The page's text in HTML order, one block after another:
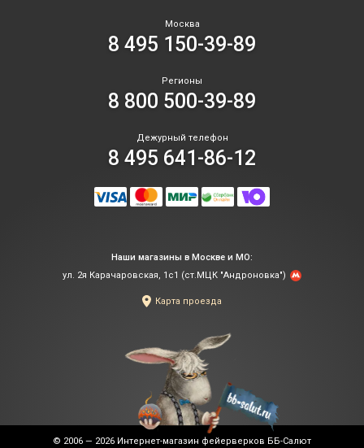
Москва
8 495 150-39-89
Регионы
8 800 500-39-89
Дежурный телефон
8 495 641-86-12
Наши магазины в Москве и МО:
ул. 2я Карачаровская, 1с1 (ст.МЦК "Андроновка")
Карта проезда
© 2006 — 2026 Интернет-магазин фейерверков ББ-Салют